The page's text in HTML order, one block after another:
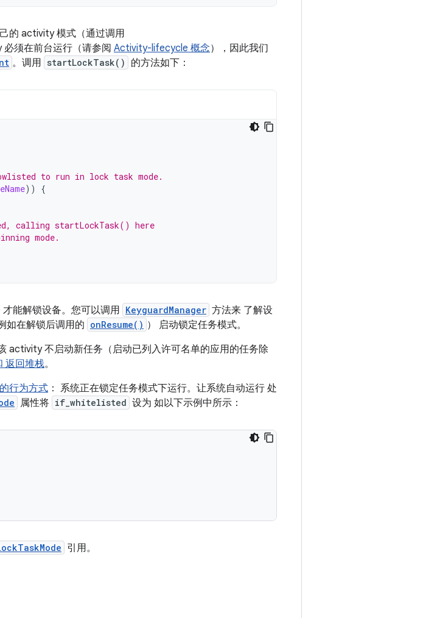
的 activity 模式（通过调用
须在前台运行（请参阅 Activity-lifecycle 概念），因此我们
。调用 startLockTask() 的方法如下：
to run in lock task mode.
))
{
calling startLockTask() here
mode.
能解锁设备。您可以调用 KeyguardManager 方法来 了解设
如在解锁后调用的 onResume() ） 启动锁定任务模式。
activity 不启动新任务（启动已列入许可名单的应用的任务除
返回堆栈。
行为方式 ： 系统正在锁定任务模式下运行。让系统自动运行 处
属性将 if_whitelisted 设为 如以下示例中所示：
引用。